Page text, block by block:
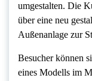
umgestalten. Die
über eine neu
Außenanlage zur
Besucher können
eines Modells im